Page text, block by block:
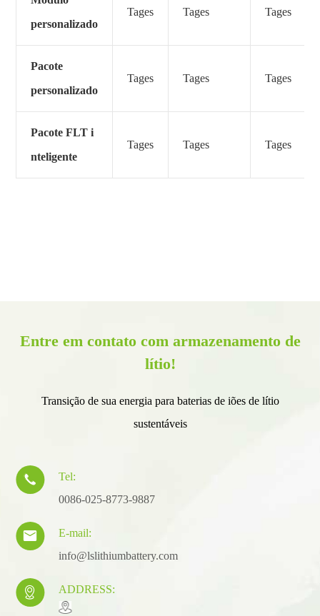
personalizado
Tages Tages Tages
Pacote
personalizado
Tages Tages Tages
Pacote FLT i
nteligente
Tages Tages Tages
Entre em contato com armazenamento de
lítio!
Transição de sua energia para baterias de iões de lítio
sustentáveis

Tel:
0086-025-8773-9887

E-mail:
info@lslithiumbattery.com
 ADDRESS: